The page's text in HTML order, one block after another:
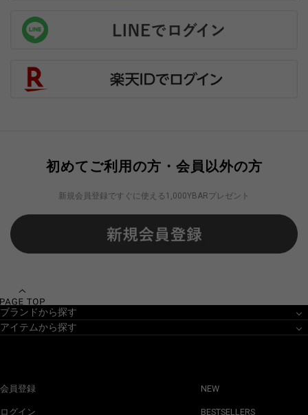
初めてご利用の方・会員以外の方
新規会員登録ですぐに使える1,000YBARプレゼント
ブランドから探す
アイテムから探す
会員登録
ログイン
NEW
BESTSELLERS